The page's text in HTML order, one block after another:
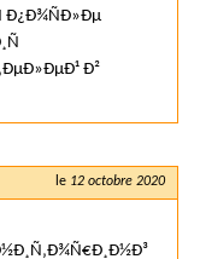
Ð²
le 12 octobre 2020